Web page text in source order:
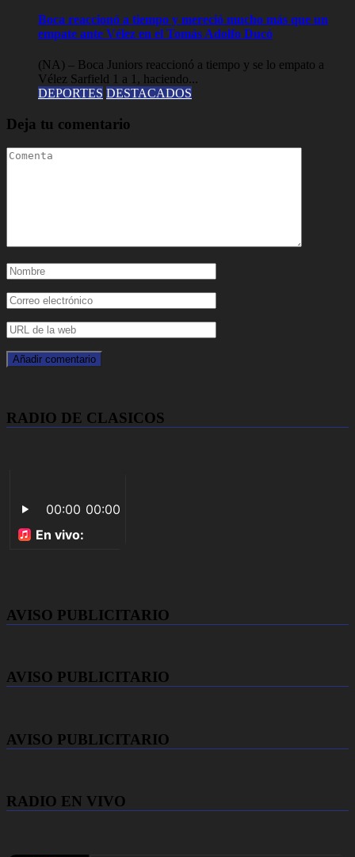
Boca reaccionó a tiempo y mereció mucho más que un
empate ante Vélez en el Tomás Adolfo Ducó
(NA) – Boca Juniors reaccionó a tiempo y se lo empato a
Vélez Sarfield 1 a 1, haciendo...
DEPORTES DESTACADOS
Deja tu comentario
RADIO DE CLASICOS
AVISO PUBLICITARIO
AVISO PUBLICITARIO
AVISO PUBLICITARIO
RADIO EN VIVO